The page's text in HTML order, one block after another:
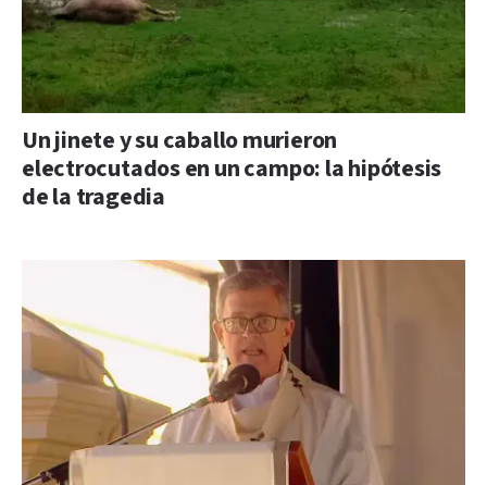
Un jinete y su caballo murieron
electrocutados en un campo: la hipótesis
de la tragedia